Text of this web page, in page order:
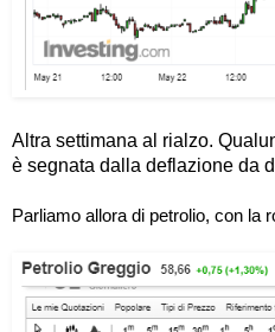
Altra settimana al rialzo.
è segnata dalla deflazione da
Parliamo allora di petrolio, con la